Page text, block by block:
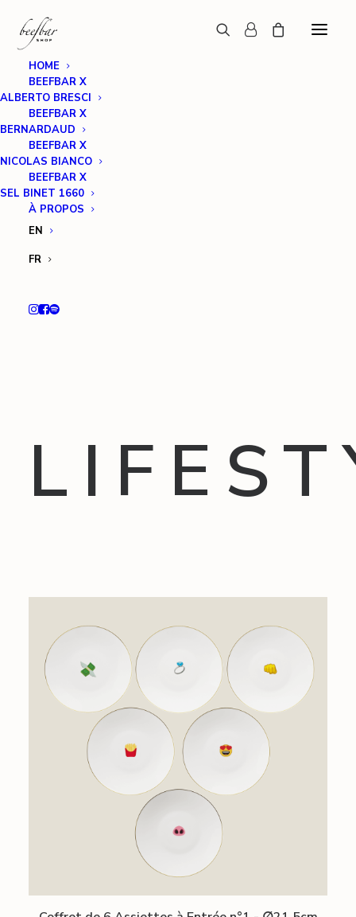
HOME
BEEFBAR X
ALBERTO BRESCI
BEEFBAR X
BERNARDAUD
BEEFBAR X
NICOLAS BIANCO
BEEFBAR X
SEL BINET 1660
À PROPOS
EN
FR
AJOUTER AU PANIER